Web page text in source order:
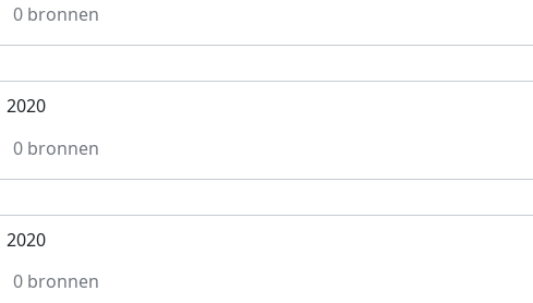
0 bronnen
2020
0 bronnen
2020
0 bronnen